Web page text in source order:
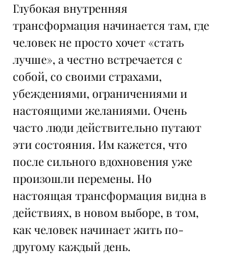
Глубокая внутренняя
трансформация начинается там, где
человек не просто хочет «стать
лучше», а честно встречается с
собой, со своими страхами,
убеждениями, ограничениями и
настоящими желаниями. Очень
часто люди действительно путают
эти состояния. Им кажется, что
после сильного вдохновения уже
произошли перемены. Но
настоящая трансформация видна в
действиях, в новом выборе, в том,
как человек начинает жить по-
другому каждый день.